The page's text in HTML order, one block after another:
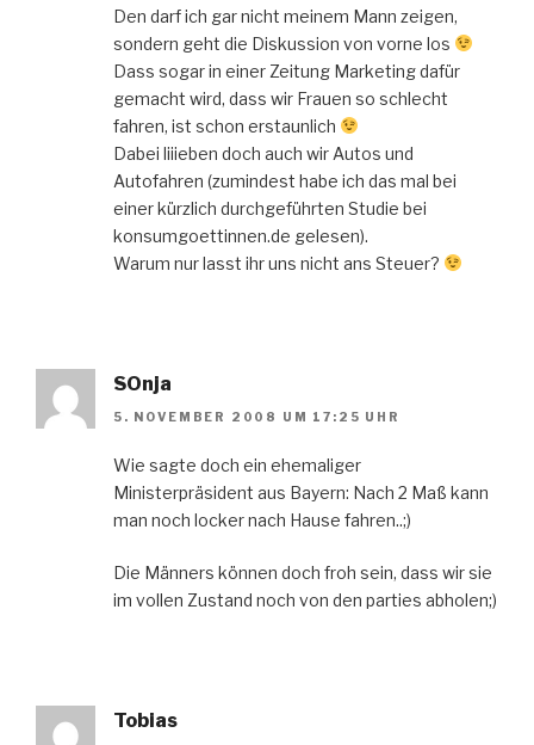
Den darf ich gar nicht meinem Mann zeigen,
sondern geht die Diskussion von vorne los
Dass sogar in einer Zeitung Marketing dafür
gemacht wird, dass wir Frauen so schlecht
fahren, ist schon erstaunlich
Dabei liiieben doch auch wir Autos und
Autofahren (zumindest habe ich das mal bei
einer kürzlich durchgeführten Studie bei
konsumgoettinnen.de gelesen).
Warum nur lasst ihr uns nicht ans Steuer?
SOnja
5. NOVEMBER 2008 UM 17:25 UHR
Wie sagte doch ein ehemaliger
Ministerpräsident aus Bayern: Nach 2 Maß kann
man noch locker nach Hause fahren..;)
Die Männers können doch froh sein, dass wir sie
im vollen Zustand noch von den parties abholen;)
Tobias